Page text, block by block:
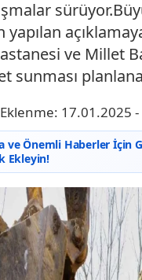
yapılan
ve Millet
sunması
Eklenme: 17.01.2025
ve Önemli Haberler İçin
Ekleyin!